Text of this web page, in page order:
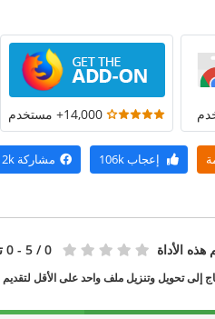
14,000+ مستخدم
إعجاب مشاركة 2k
هذه الأداة 0 / 5 - 0 تصويتات
إلى تحويل وتنزيل ملف واحد على الأقل